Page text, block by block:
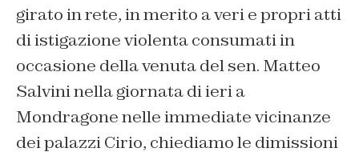
girato in rete, in merito a veri e propri atti
di istigazione violenta consumati in
occasione della venuta del sen. Matteo
Salvini nella giornata di ieri a
Mondragone nelle immediate vicinanze
dei palazzi Cirio, chiediamo le dimissioni